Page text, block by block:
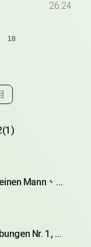
26:24
18
集
Dialog 2 (3)、Zeichnen: einen Mann、Lesetext 1(1)
Grammatik 3、Partnerubungen Nr. 1, 3、Dialog 2(1)